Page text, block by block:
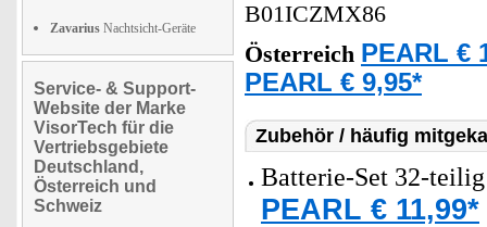
Zavarius Nachtsicht-Geräte
Service- & Support-
Website der Marke
VisorTech für die
Vertriebsgebiete
Deutschland,
Österreich und
Schweiz
B01ICZMX86
Österreich PEARL €
PEARL € 9,95*
Zubehör / häufig
Batterie-Set 32-
PEARL € 11,99*